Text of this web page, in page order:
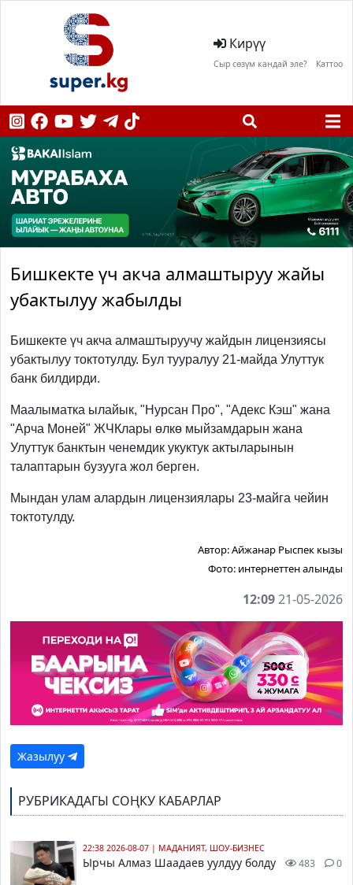
Кирүү
Сыр сөзүм кандай эле? Каттоо
Бишкекте үч акча алмаштыруу жайы
убактылуу жабылды
Бишкекте үч акча алмаштыруучу жайдын лицензиясы
убактылуу токтотулду. Бул тууралуу 21-майда Улуттук
банк билдирди.
Маалыматка ылайык, "Нурсан Про", "Адекс Кэш" жана
"Арча Моней" ЖЧКлары өлкө мыйзамдарын жана
Улуттук банктын ченемдик укуктук актыларынын
талаптарын бузууга жол берген.
Мындан улам алардын лицензиялары 23-майга чейин
токтотулду.
Автор:Айжанар Рыспек кызы
Фото: интернеттен алынды
12:0921-05-2026
Жазылуу
РУБРИКАДАГЫ СОҢКУ КАБАРЛАР
22:38 2026-08-07 | МАДАНИЯТ, ШОУ-БИЗНЕС
Ырчы Алмаз Шаадаев уулдуу болду 483 0